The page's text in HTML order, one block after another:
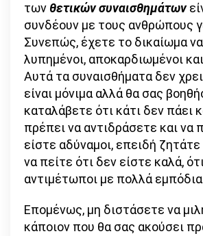
των θετικών συναισθημάτων
συνδέουν με τους ανθρώπους
Συνεπώς, έχετε το δικαίωμα
λυπημένοι, αποκαρδιωμένοι
Αυτά τα συναισθήματα δεν
είναι μόνιμα αλλά θα σας
καταλάβετε ότι κάτι δεν πάει
πρέπει να αντιδράσετε και να
είστε αδύναμοι, επειδή ζητάτε
να πείτε ότι δεν είστε καλά,
αντιμέτωποι με πολλά
Επομένως, μη διστάσετε να
κάποιον που θα σας ακούσει